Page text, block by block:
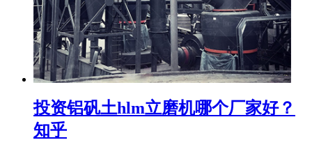
投资铝矾土hlm立磨机哪个厂家好？
知乎